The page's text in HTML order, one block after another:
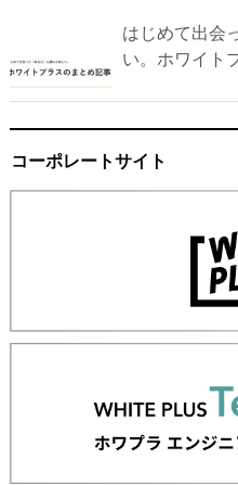
はじめて出会
い。ホワイト
コーポレートサイト